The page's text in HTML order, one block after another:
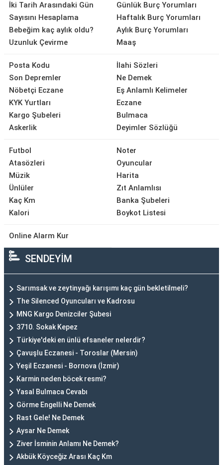
İki Tarih Arasındaki Gün
Sayısını Hesaplama
Bebeğim kaç aylık oldu?
Uzunluk Çevirme
Günlük Burç Yorumları
Haftalık Burç Yorumları
Aylık Burç Yorumları
Maaş
Posta Kodu
Son Depremler
Nöbetçi Eczane
KYK Yurtları
Kargo Şubeleri
Askerlik
İlahi Sözleri
Ne Demek
Eş Anlamlı Kelimeler
Eczane
Bulmaca
Deyimler Sözlüğü
Futbol
Atasözleri
Müzik
Ünlüler
Kaç Km
Kalori
Noter
Oyuncular
Harita
Zıt Anlamlısı
Banka Şubeleri
Boykot Listesi
Online Alarm Kur
SENDEYİM
Sarımsak ve zeytinyağı karışımı kaç gün bekletilmeli?
The Silenced Oyuncuları ve Kadrosu
MNG Kargo Denizciler Şubesi
3710. Sokak Kepez
Türkiye'deki en ünlü efsaneler nelerdir?
Çavuşlu Eczanesi - Toroslar (Mersin)
Yeşil Eczanesi - Bornova (İzmir)
Karmin neden böcek resmi?
Yasal Bulmaca Cevabı
Görme Engelli Ne Demek
Rast Gele! Ne Demek
Aysar Ne Demek
Ziver İsminin Anlamı Ne Demek?
Akbük Köyceğiz Arası Kaç Km